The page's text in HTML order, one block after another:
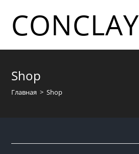
CONCLAY
Shop
Главная > Shop